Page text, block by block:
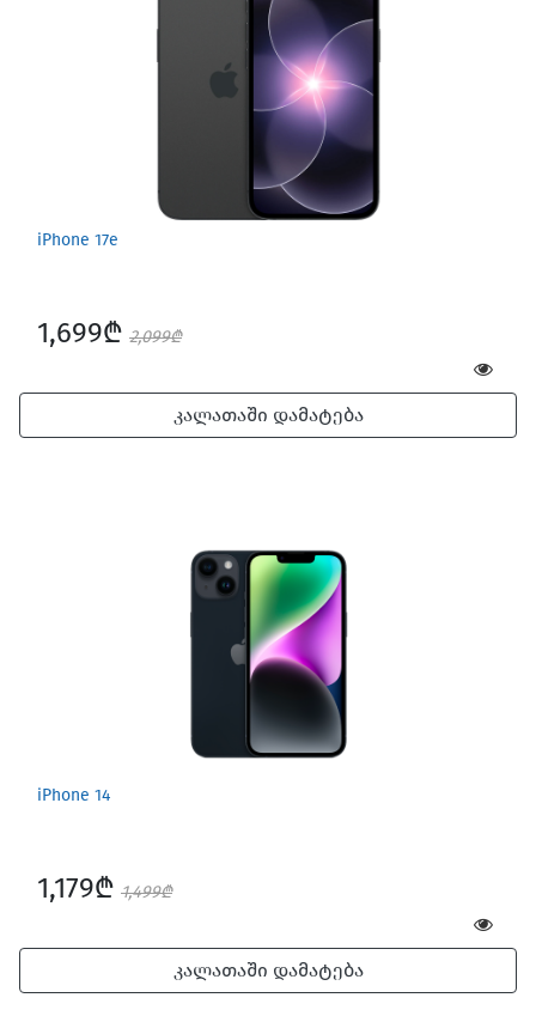
iPhone 17e
1,699₾ 2,099₾
კალათაში დამატება
iPhone 14
1,179₾ 1,499₾
კალათაში დამატება